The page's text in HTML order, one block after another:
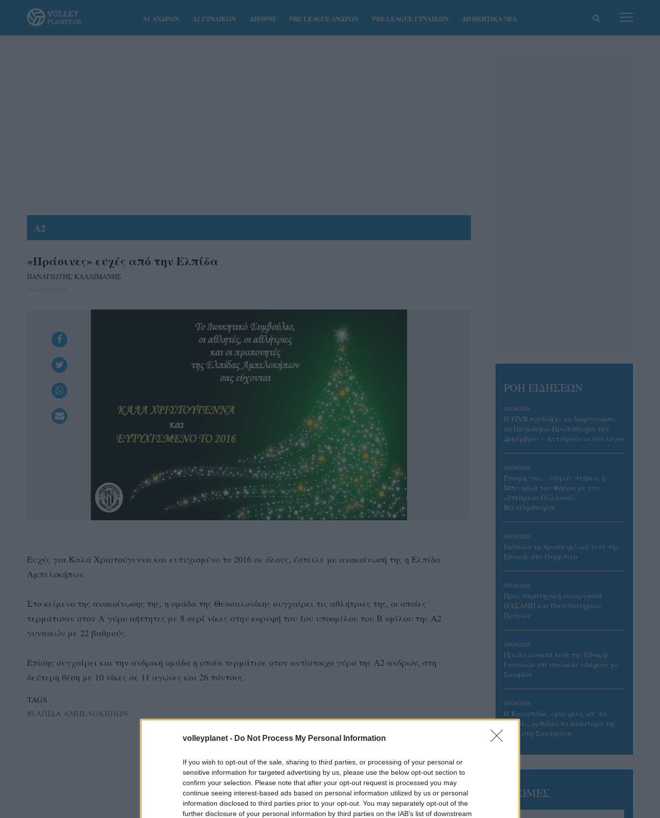
volleyplanet - Do Not Process My Personal Information
If you wish to opt-out of the sale, sharing to third parties, or processing of your personal or
sensitive information for targeted advertising by us, please use the below opt-out section to
confirm your selection. Please note that after your opt-out request is processed you may
continue seeing interest-based ads based on personal information utilized by us or personal
information disclosed to third parties prior to your opt-out. You may separately opt-out of the
further disclosure of your personal information by third parties on the IAB’s list of downstream
Α1 ΑΝΔΡΩΝ Α1 ΓΥΝΑΙΚΩΝ ΔΙΕΘΝΗ PRE LEAGUE ΑΝΔΡΩΝ PRE LEAGUE ΓΥΝΑΙΚΩΝ ΔΙΟΙΚΗΤΙΚΑ ΝΕΑ
A2
«Πράσινες» ευχές από την Ελπίδα
ΠΑΝΑΓΙΩΤΗΣ ΚΑΛΛΙΜΑΝΗΣ
Ευχές για Καλά Χριστούγεννα και ευτυχισμένο το 2016 σε όλους, έστειλε με ανακοίνωσή της η Ελπίδα
Αμπελοκήπων.
Στο κείμενο της ανακοίνωσης της, η ομάδα της Θεσσαλονίκης συγχαίρει τις αθλήτριες της, οι οποίες
τερμάτισαν στον Α΄γύρο αήττητες με 8 σερί νίκες στην κορυφή του 1ου υποομίλου του Β΄ομίλου της Α2
γυναικών με 22 βαθμούς.
Επίσης συγχαίρει και την ανδρική ομάδα η οποία τερμάτισε στον αντίστοιχο γύρο της Α2 ανδρών, στη
δεύτερη θέση με 10 νίκες σε 11 αγώνες και 26 πόντους.
TAGS
#ΕΛΠΙΔΑ ΑΜΠΕΛΟΚΗΠΩΝ
ΡΟΗ ΕΙΔΗΣΕΩΝ
06/08/2026
Η FIVB σχεδιάζει να διοργανώσει
το Παγκόσμιο Πρωτάθλημα τον
Δεκέμβριο – Αντιδρούν οι σύλλογοι
06/08/2026
Έτοιμη για… υψηλές πτήσεις η
Μπενφίκα του Ψάρρα με τον
«Ιπτάμενο Ολλανδό»
Βίλτενμπουργκ
05/08/2026
Ισόπαλο το πρωτο φιλικό τεστ της
Εθνικής στο Ουρμπίνο
05/08/2026
Προς στρατηγική συνεργασία
ΠΑΣΑΠΠ και Πανεπιστημίου
Πατρών
05/08/2026
Πρώτο δυνατό τεστ της Εθνικής
Γυναικών επί ιταλικού εδάφους με
Σουηδία
05/08/2026
Η Καλαπόδα, «μία φίλη απ’ τα
παλιά», ορθώνει το ανάστημά της
ξανά στη Σαντορίνη
ΓΝΩΜΕΣ